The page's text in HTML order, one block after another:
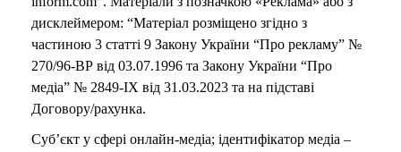
дисклеймером: “Матеріал розміщено згідно з
частиною 3 статті 9 Закону України “Про рекламу” №
270/96-ВР від 03.07.1996 та Закону України “Про
медіа” № 2849-IX від 31.03.2023 та на підставі
Договору/рахунка.
Суб’єкт у сфері онлайн-медіа; ідентифікатор медіа –